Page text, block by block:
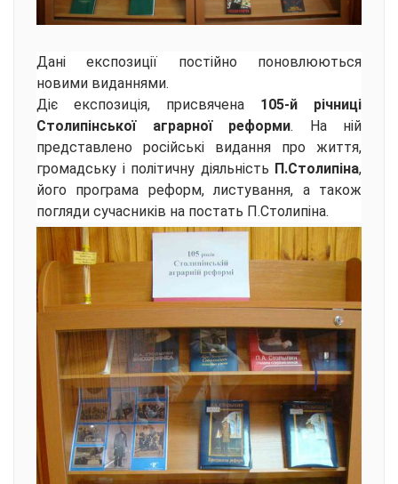
Дані експозиції постійно поновлюються
новими виданнями.
Діє експозиція, присвячена 105-й річниці
Столипінської аграрної реформи. На ній
представлено російські видання про життя,
громадську і політичну діяльність П.Столипіна,
його програма реформ, листування, а також
погляди сучасників на постать П.Столипіна.